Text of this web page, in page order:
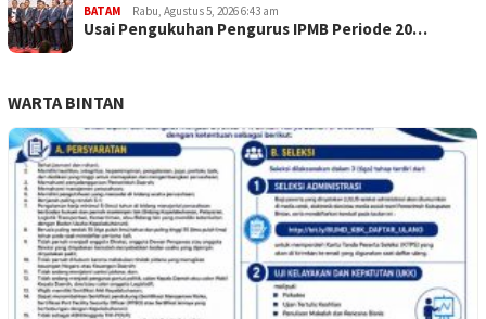
BATAM Rabu, Agustus 5, 2026 6:43 am
Usai Pengukuhan Pengurus IPMB Periode 20…
WARTA BINTAN